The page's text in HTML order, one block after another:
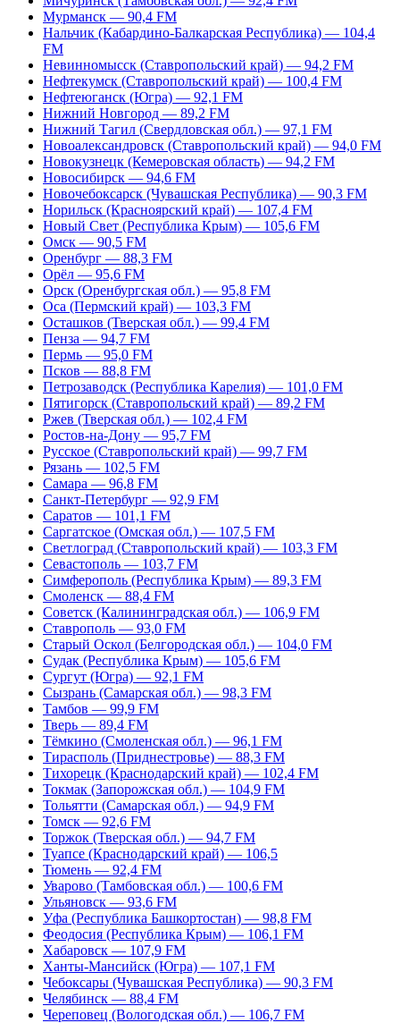
Мурманск — 90,4 FM
Нальчик (Кабардино-Балкарская Республика) — 104,4
FM
Невинномысск (Ставропольский край) — 94,2 FM
Нефтекумск (Ставропольский край) — 100,4 FM
Нефтеюганск (Югра) — 92,1 FM
Нижний Новгород — 89,2 FM
Нижний Тагил (Свердловская обл.) — 97,1 FM
Новоалександровск (Ставропольский край) — 94,0 FM
Новокузнецк (Кемеровская область) — 94,2 FM
Новосибирск — 94,6 FM
Новочебоксарск (Чувашская Республика) — 90,3 FM
Норильск (Красноярский край) — 107,4 FM
Новый Свет (Республика Крым) — 105,6 FM
Омск — 90,5 FM
Оренбург — 88,3 FM
Орёл — 95,6 FM
Орск (Оренбургская обл.) — 95,8 FM
Оса (Пермский край) — 103,3 FM
Осташков (Тверская обл.) — 99,4 FM
Пенза — 94,7 FM
Пермь — 95,0 FM
Псков — 88,8 FM
Петрозаводск (Республика Карелия) — 101,0 FM
Пятигорск (Ставропольский край) — 89,2 FM
Ржев (Тверская обл.) — 102,4 FM
Ростов-на-Дону — 95,7 FM
Русское (Ставропольский край) — 99,7 FM
Рязань — 102,5 FM
Самара — 96,8 FM
Санкт-Петербург — 92,9 FM
Саратов — 101,1 FM
Саргатское (Омская обл.) — 107,5 FM
Светлоград (Ставропольский край) — 103,3 FM
Севастополь — 103,7 FM
Симферополь (Республика Крым) — 89,3 FM
Смоленск — 88,4 FM
Советск (Калининградская обл.) — 106,9 FM
Ставрополь — 93,0 FM
Старый Оскол (Белгородская обл.) — 104,0 FM
Судак (Республика Крым) — 105,6 FM
Сургут (Югра) — 92,1 FM
Сызрань (Самарская обл.) — 98,3 FM
Тамбов — 99,9 FM
Тверь — 89,4 FM
Тёмкино (Смоленская обл.) — 96,1 FM
Тирасполь (Приднестровье) — 88,3 FM
Тихорецк (Краснодарский край) — 102,4 FM
Токмак (Запорожская обл.) — 104,9 FM
Тольятти (Самарская обл.) — 94,9 FM
Томск — 92,6 FM
Торжок (Тверская обл.) — 94,7 FM
Туапсе (Краснодарский край) — 106,5
Тюмень — 92,4 FM
Уварово (Тамбовская обл.) — 100,6 FM
Ульяновск — 93,6 FM
Уфа (Республика Башкортостан) — 98,8 FM
Феодосия (Республика Крым) — 106,1 FM
Хабаровск — 107,9 FM
Ханты-Мансийск (Югра) — 107,1 FM
Чебоксары (Чувашская Республика) — 90,3 FM
Челябинск — 88,4 FM
Череповец (Вологодская обл.) — 106,7 FM